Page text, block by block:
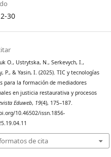
30
О., Ustrytska, N., Serkevych, I.,
P., & Yasin, I. (2025). TIC y tecnologías
para la formación de mediadores
en justicia restaurativa y procesos
Eduweb, 19(4), 175–187.
10.46502/issn.1856-
de cita